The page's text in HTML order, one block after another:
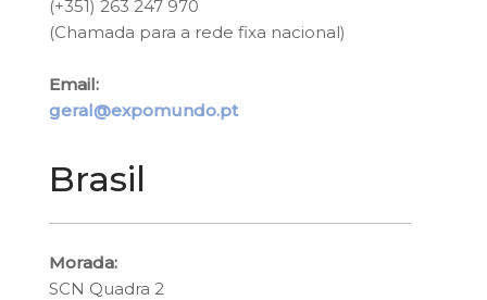
(+351) 263 247 970
(Chamada para a rede fixa nacional)
Email:
geral@expomundo.pt
Brasil
Morada:
SCN Quadra 2